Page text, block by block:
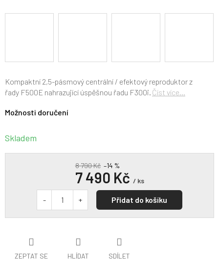
M
Skladem
Možnosti doručení
Kompaktní 2,5-pásmový centrální / efektový reproduktor z
řady F500E nahrazující úspěšnou řadu F300i. Číst více...
ZEPTAT SE HLÍDAT SDÍLET
8 790 Kč –14 %
7 490 Kč / ks
Přidat do košíku